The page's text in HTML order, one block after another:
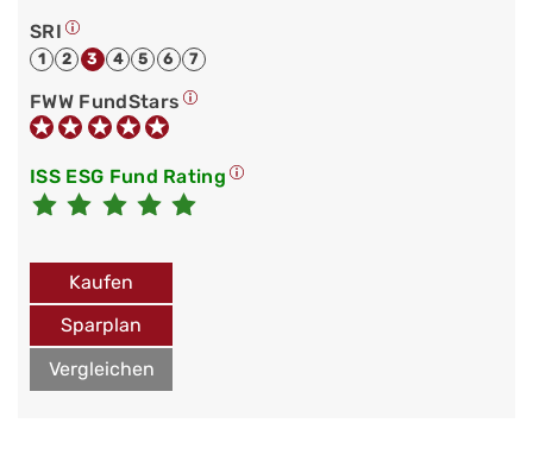
SRI
1 2 3 4 5 6 7
FWW FundStars
ISS ESG Fund Rating
Kaufen
Sparplan
Vergleichen